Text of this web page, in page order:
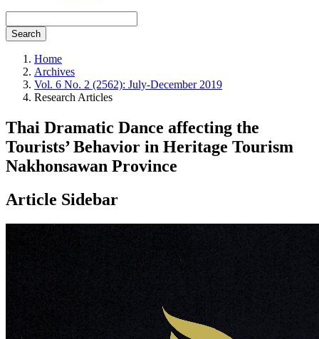
Search
Home
Archives
Vol. 6 No. 2 (2562): July-December 2019
Research Articles
Thai Dramatic Dance affecting the
Tourists’ Behavior in Heritage Tourism
Nakhonsawan Province
Article Sidebar